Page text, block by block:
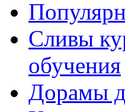
Сливы
обучения
Дорамы